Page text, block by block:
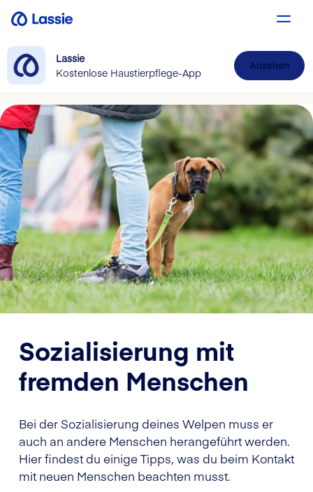
Lassie
Kostenlose Haustierpflege-App
Ansehen
Sozialisierung mit
fremden Menschen
Bei der Sozialisierung deines Welpen muss er
auch an andere Menschen herangeführt werden.
Hier findest du einige Tipps, was du beim Kontakt
mit neuen Menschen beachten musst.